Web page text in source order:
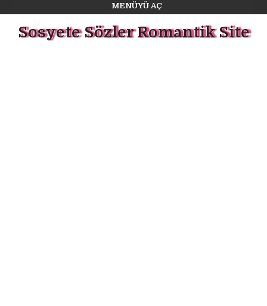
MENÜYÜ AÇ
Sosyete Sözler Romantik Site